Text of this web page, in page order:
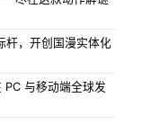
杆，开创国漫实体化
PC 与移动端全球发